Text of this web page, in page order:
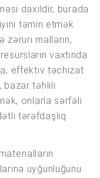
daxildir, burada
təmin etmək
zəruri malların,
vaxtında
effektiv təchizat
bazar təhlili
onlarla sərfəli
tərəfdaşlıq
uyğunluğunu